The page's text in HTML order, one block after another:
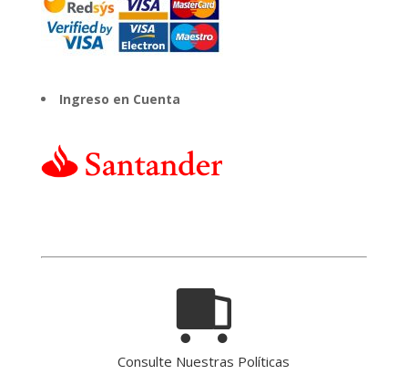
Ingreso en Cuenta
Consulte Nuestras Políticas